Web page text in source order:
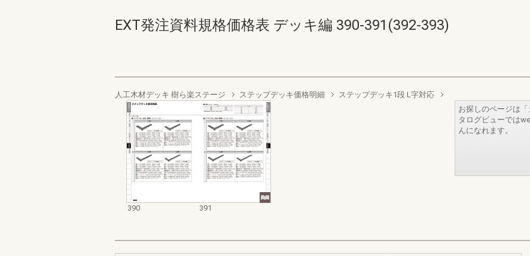
EXT発注資料規格価格表 デッキ編 390-391(392-393)
人工木材デッキ 樹ら楽ステージ ステップデッキ価格明細 ステップデッキ1段 L字対応
390 391
お探しのページは
タログビューでは
んになれます。